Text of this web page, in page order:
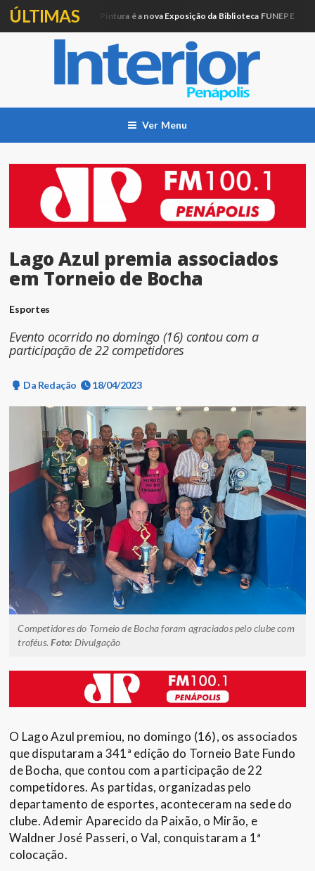
ÚLTIMAS
Artesanato e Pintura é a nova Exposição da Biblioteca FUNEPE
Ver Menu
Lago Azul premia associados
em Torneio de Bocha
Esportes
Evento ocorrido no domingo (16) contou com a
participação de 22 competidores
Da Redação 18/04/2023
Competidores do Torneio de Bocha foram agraciados pelo clube com
troféus.Foto: Divulgação
O Lago Azul premiou, no domingo (16), os associados
que disputaram a 341ª edição do Torneio Bate Fundo
de Bocha, que contou com a participação de 22
competidores. As partidas, organizadas pelo
departamento de esportes, aconteceram na sede do
clube. Ademir Aparecido da Paixão, o Mirão, e
Waldner José Passeri, o Val, conquistaram a 1ª
colocação.